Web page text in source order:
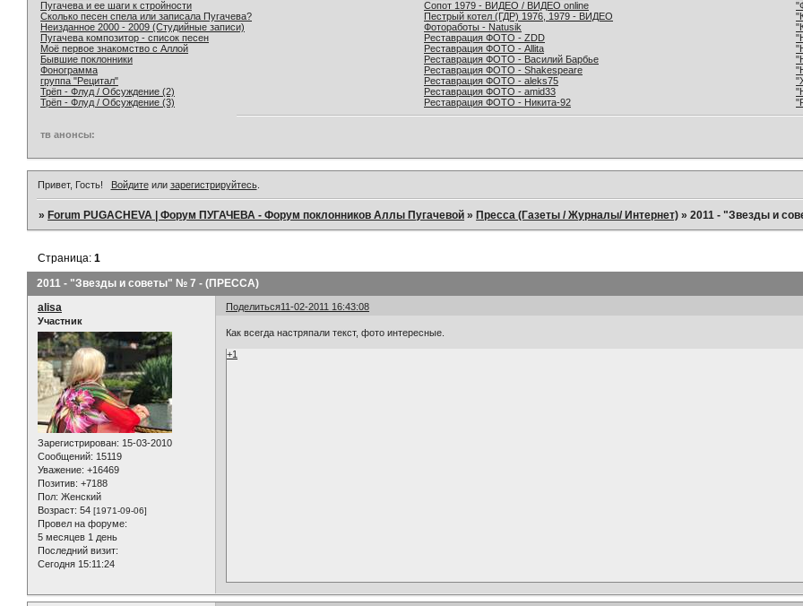
Пугачева и ее шаги к стройности
Сколько песен спела или записала Пугачева?
Неизданное 2000 - 2009 (Студийные записи)
Пугачева композитор - список песен
Моё первое знакомство с Аллой
Бывшие поклонники
Фонограмма
группа "Рецитал"
Трёп - Флуд / Обсуждение (2)
Трёп - Флуд / Обсуждение (3)
Сопот 1979 - ВИДЕО / ВИДЕО online
Пестрый котел (ГДР) 1976, 1979 - ВИДЕО
Фотоработы - Natusik
Реставрация ФОТО - ZDD
Реставрация ФОТО - Allita
Реставрация ФОТО - Василий Барбье
Реставрация ФОТО - Shakespeare
Реставрация ФОТО - aleks75
Реставрация ФОТО - amid33
Реставрация ФОТО - Никита-92
тв анонсы:
Привет, Гость! Войдитеили зарегистрируйтесь.
»Forum PUGACHEVA | Форум ПУГАЧЕВА - Форум поклонников Аллы Пугачевой »Пресса (Газеты / Журналы/ Интернет) »2011 - "Звезды и
2011 - "Звезды и советы" № 7 - (ПРЕССА)
Страница:1
Поделиться11-02-2011 16:43:08
alisa
Участник
Зарегистрирован: 15-03-2010
Сообщений: 15119
Уважение: +16469
Позитив: +7188
Пол: Женский
Возраст: 54 [1971-09-06]
Провел на форуме:
5 месяцев 1 день
Последний визит:
Сегодня 15:11:24
Как всегда настряпали текст, фото интересные.
+1